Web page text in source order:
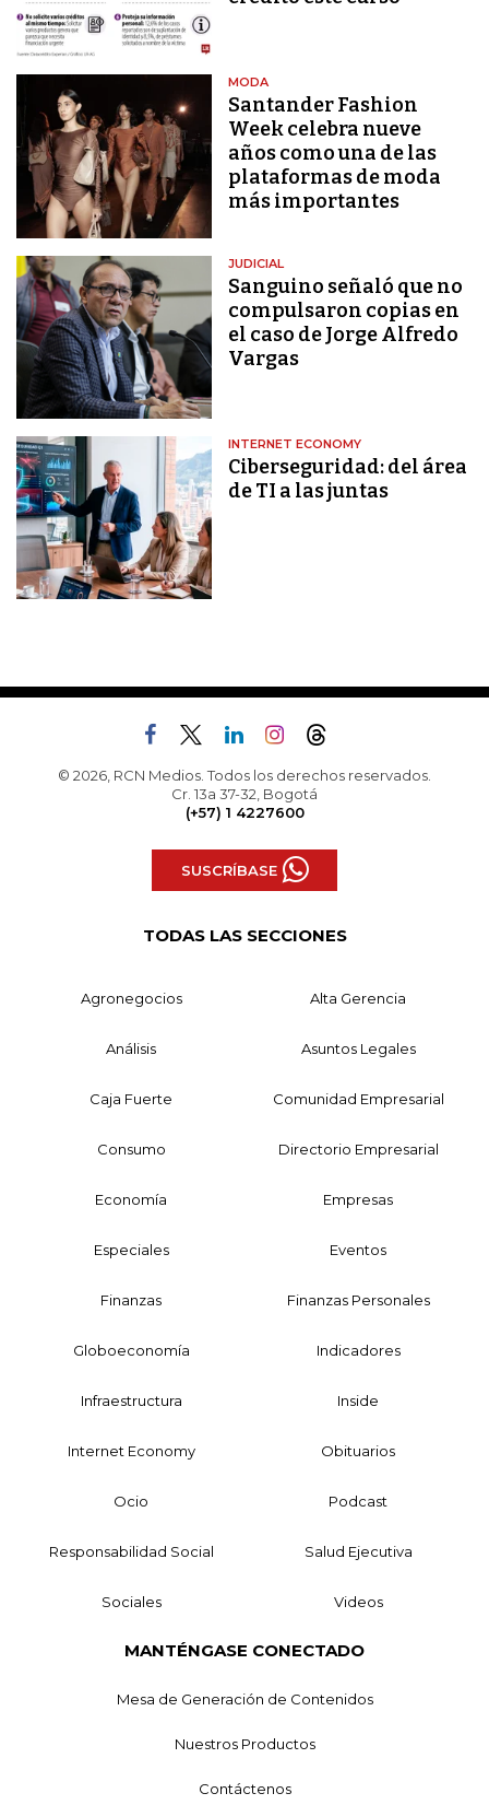
MODA
Santander Fashion
Week celebra nueve
años como una de las
plataformas de moda
más importantes
JUDICIAL
Sanguino señaló que no
compulsaron copias en
el caso de Jorge Alfredo
Vargas
INTERNET ECONOMY
Ciberseguridad: del área
de TI a las juntas
© 2026, RCN Medios. Todos los derechos reservados.
Cr. 13a 37-32, Bogotá
(+57) 1 4227600
SUSCRÍBASE
TODAS LAS SECCIONES
Agronegocios Alta Gerencia
Análisis Asuntos Legales
Caja Fuerte Comunidad Empresarial
Consumo Directorio Empresarial
Economía Empresas
Especiales Eventos
Finanzas Finanzas Personales
Globoeconomía Indicadores
Infraestructura Inside
Internet Economy Obituarios
Ocio Podcast
Responsabilidad Social Salud Ejecutiva
Sociales Videos
MANTÉNGASE CONECTADO
Mesa de Generación de Contenidos
Nuestros Productos
Contáctenos